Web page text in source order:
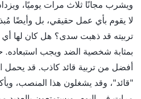
ويشرب مجانًا ثلاث مرات يوميًا،
لا يقوم بأي عمل حقيقي، بل وأيضًا
تربيته قد ذهبت سدى؟ هل كان لها
بمثابة شخصية الضد ويجب استبعاده.
أفضل من تربية قائد كاذب. قد يحمل
"قائد"، وقد يشغلون هذا المنصب،